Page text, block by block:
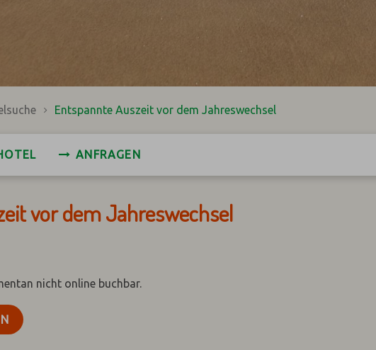
Entspannte Auszeit vor dem Jahreswechsel
ANFRAGEN
vor dem Jahreswechsel
nicht online buchbar.